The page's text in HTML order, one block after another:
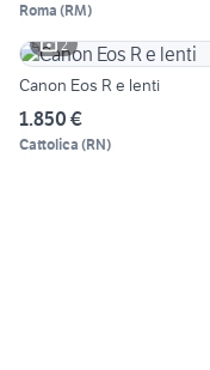
Roma (RM)
2
Canon Eos R e lenti
1.850 €
Cattolica (RN)